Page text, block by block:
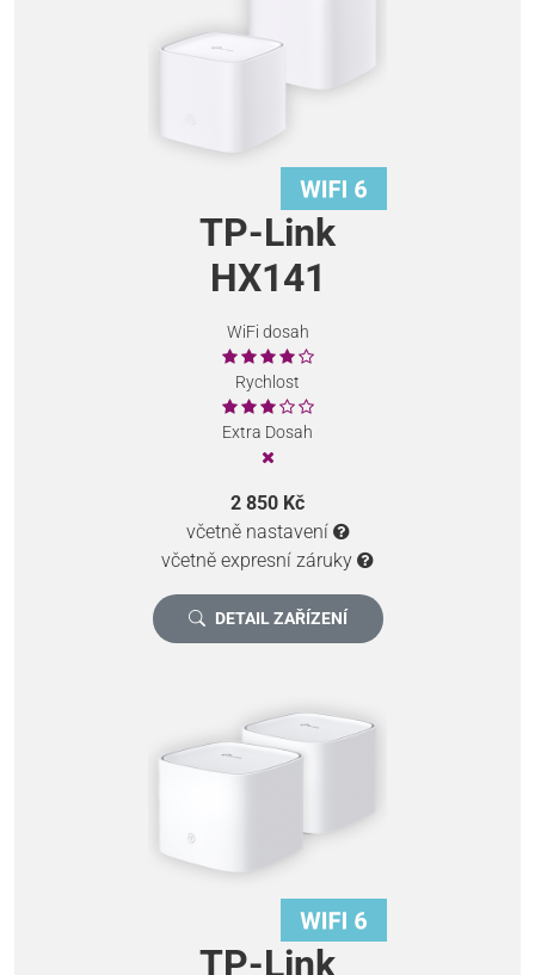
TP-Link
HX141
WiFi dosah
Rychlost
Extra Dosah
2 850 Kč
včetně nastavení
včetně expresní záruky
DETAIL ZAŘÍZENÍ
TP-Link